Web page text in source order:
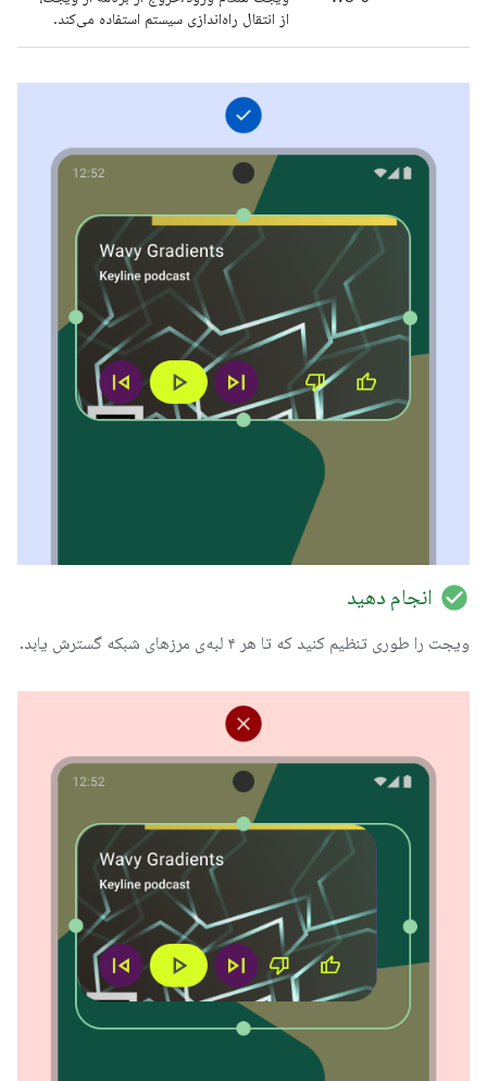
از انتقال راه‌اندازی سیستم استفاده می‌کند.
check_circle انجام دهید
ویجت را طوری تنظیم کنید که تا هر ۴ لبه‌ی مرزهای شبکه گسترش یابد.